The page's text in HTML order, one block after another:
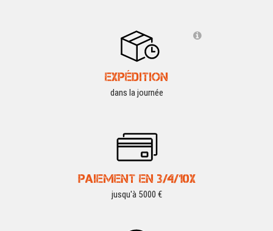
EXPÉDITION
dans la journée
PAIEMENT EN 3/4/10X
jusqu'à 5000 €